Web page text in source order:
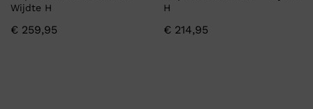
Wijdte H
€ 259,95
H
€ 214,95